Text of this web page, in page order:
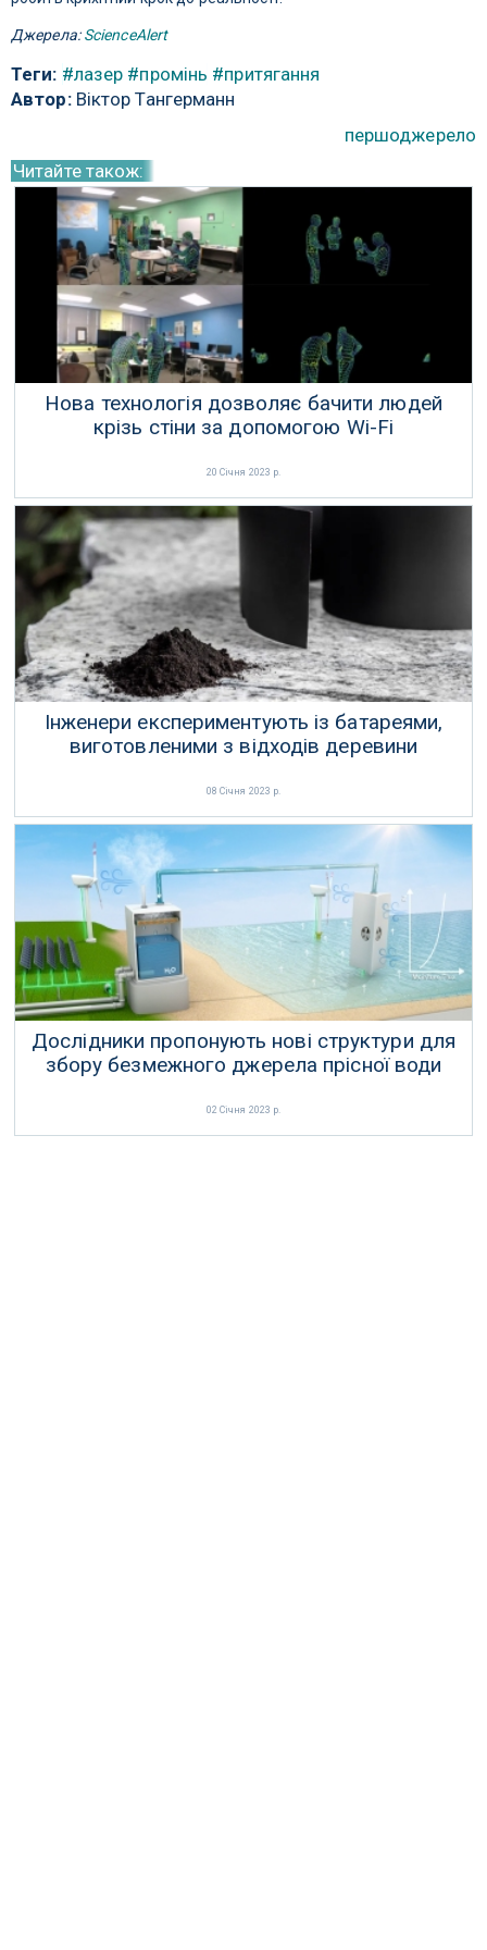
Джерела:ScienceAlert
Теги: #лазер #промінь #притягання
Автор:Віктор Тангерманн
першоджерело
Читайте також:
Нова технологія дозволяє бачити людей
крізь стіни за допомогою Wi-Fi
20 Січня 2023 р.
Інженери експериментують із батареями,
виготовленими з відходів деревини
08 Січня 2023 р.
Дослідники пропонують нові структури для
збору безмежного джерела прісної води
02 Січня 2023 р.